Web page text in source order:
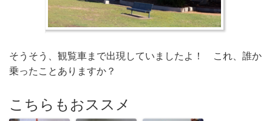
そうそう、観覧車まで出現していましたよ！ これ、誰か
乗ったことありますか？
こちらもおススメ